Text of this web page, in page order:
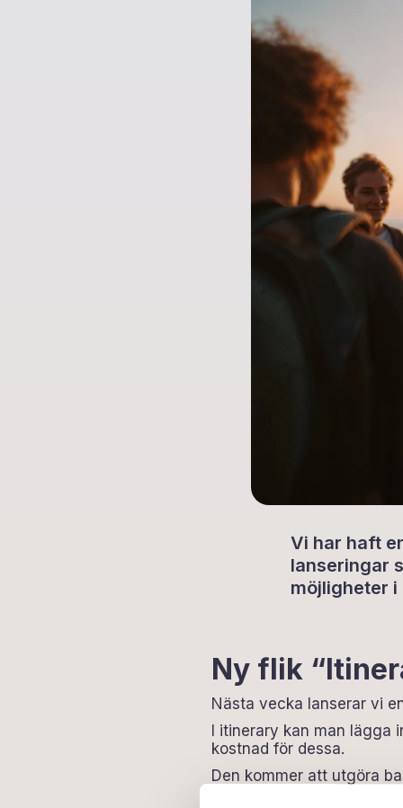
Vi har haft
lanseringar
möjligheter
Ny flik
Nästa vecka lanserar vi
I itinerary kan man
kostnad för dessa.
Den kommer att utgöra